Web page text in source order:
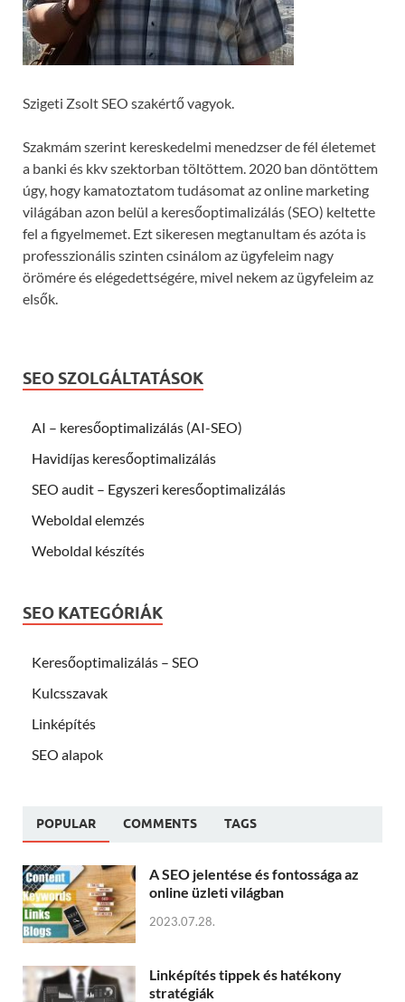
Szigeti Zsolt SEO szakértő vagyok.
Szakmám szerint kereskedelmi menedzser de fél életemet
a banki és kkv szektorban töltöttem. 2020 ban döntöttem
úgy, hogy kamatoztatom tudásomat az online marketing
világában azon belül a keresőoptimalizálás (SEO) keltette
fel a figyelmemet. Ezt sikeresen megtanultam és azóta is
professzionális szinten csinálom az ügyfeleim nagy
örömére és elégedettségére, mivel nekem az ügyfeleim az
elsők.
SEO SZOLGÁLTATÁSOK
AI – keresőoptimalizálás (AI-SEO)
Havidíjas keresőoptimalizálás
SEO audit – Egyszeri keresőoptimalizálás
Weboldal elemzés
Weboldal készítés
SEO KATEGÓRIÁK
Keresőoptimalizálás – SEO
Kulcsszavak
Linképítés
SEO alapok
POPULAR COMMENTS TAGS
A SEO jelentése és fontossága az
online üzleti világban
2023.07.28.
Linképítés tippek és hatékony
stratégiák